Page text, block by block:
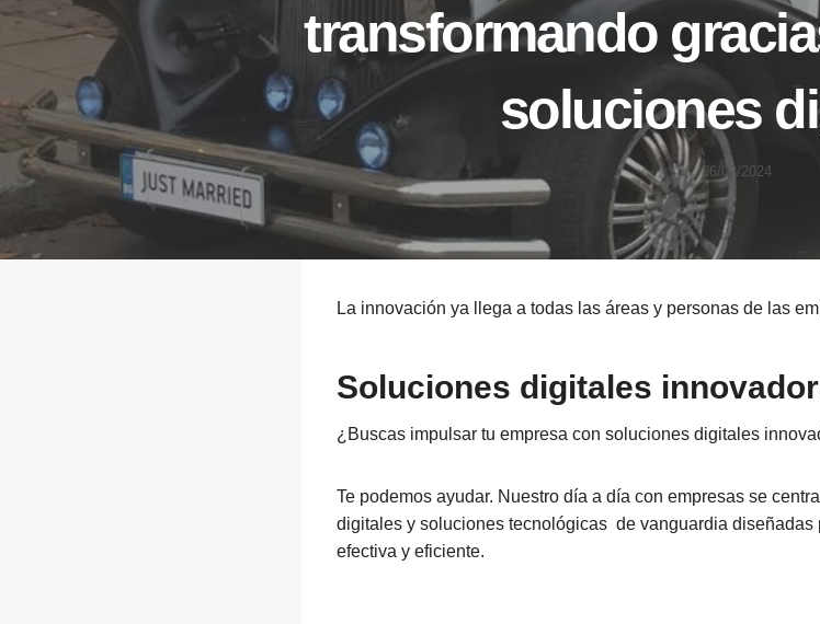
transformando
soluciones
06/02/2024
La innovación ya llega a todas las áreas y personas de las
Soluciones digitales
¿Buscas impulsar tu empresa con soluciones digitales
Te podemos ayudar. Nuestro día a día con empresas se
digitales y soluciones tecnológicas de vanguardia diseñadas
efectiva y eficiente.